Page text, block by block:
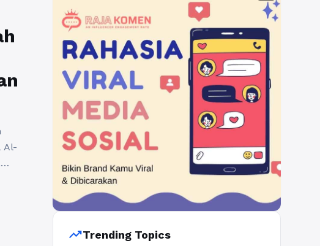
Al-
trending_upTrending Topics